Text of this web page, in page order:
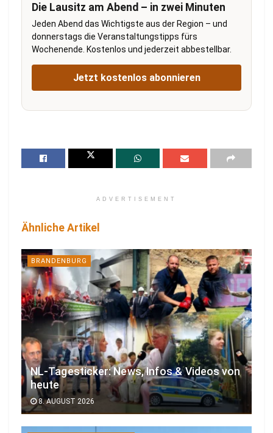
Die Lausitz am Abend – in zwei Minuten
Jeden Abend das Wichtigste aus der Region – und
donnerstags die Veranstaltungstipps fürs
Wochenende. Kostenlos und jederzeit abbestellbar.
Jetzt kostenlos abonnieren
ADVERTISEMENT
Ähnliche Artikel
BRANDENBURG
NL-Tagesticker: News, Infos & Videos von
heute
8. AUGUST 2026